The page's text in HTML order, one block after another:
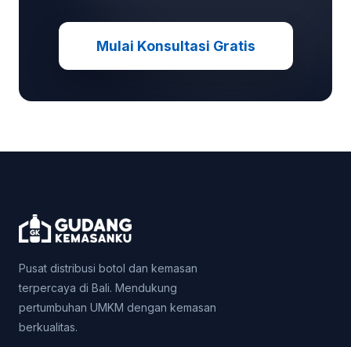
Mulai Konsultasi Gratis
Pusat distribusi botol dan kemasan
terpercaya di Bali. Mendukung
pertumbuhan UMKM dengan kemasan
berkualitas.